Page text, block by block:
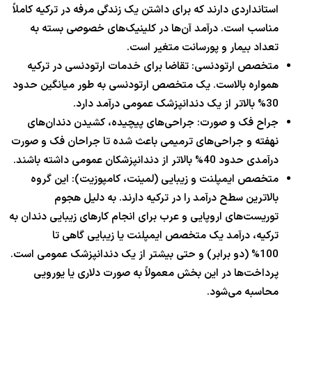
استانداردی دارند که برای داشتن یک زندگی مرفه در ترکیه کاملاً
مناسب است. درآمد آن‌ها در کلینیک‌های خصوصی بسته به
تعداد بیمار و پورسانت متغیر است.
متخصص ارتودنسی: تقاضا برای خدمات ارتودنسی در ترکیه
همواره بالاست. یک متخصص ارتودنسی به طور میانگین حدود
30% بالاتر از یک دندانپزشک عمومی درآمد دارد.
جراح فک و صورت: جراحی‌های پیچیده، کشیدن دندان‌های
نهفته و جراحی‌های ترمیمی باعث شده تا جراحان فک و صورت
درآمدی حدود 40% بالاتر از دندانپزشکان عمومی داشته باشند.
متخصص ایمپلنت و زیبایی (لمینت، کامپوزیت): این گروه
بالاترین سطح درآمد را در ترکیه دارند. به دلیل هجوم
توریست‌های اروپایی و عرب برای انجام کارهای زیبایی دندان به
ترکیه، درآمد یک متخصص ایمپلنت یا زیبایی گاهی تا
100% (دو برابر) و حتی بیشتر از یک دندانپزشک عمومی است.
پرداخت‌ها در این بخش معمولاً به صورت دلاری یا یورویی
محاسبه می‌شود.